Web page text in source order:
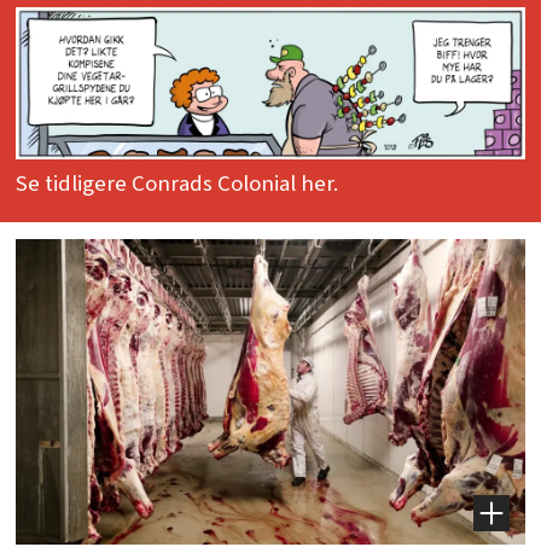
Se tidligere Conrads Colonial her.